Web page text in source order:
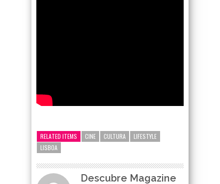
RELATED ITEMS CINE CULTURA
LIFESTYLE
LISBOA
Descubre Magazine